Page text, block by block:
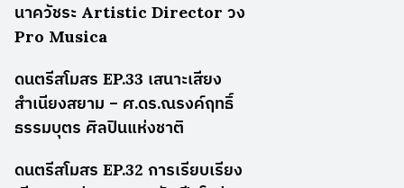
นาควัชระ Artistic Director วง
Pro Musica
ดนตรีสโมสร EP.33 เสนาะเสียง
สำเนียงสยาม – ศ.ดร.ณรงค์ฤทธิ์
ธรรมบุตร ศิลปินแห่งชาติ
ดนตรีสโมสร EP.32 การเรียบเรียง